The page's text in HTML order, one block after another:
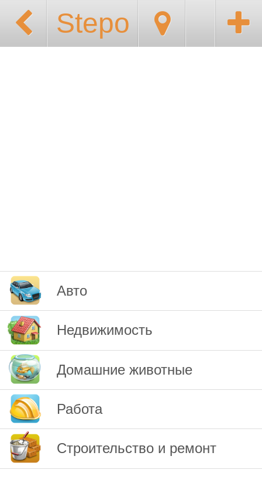
Stepo
Авто
Недвижимость
Домашние животные
Работа
Строительство и ремонт